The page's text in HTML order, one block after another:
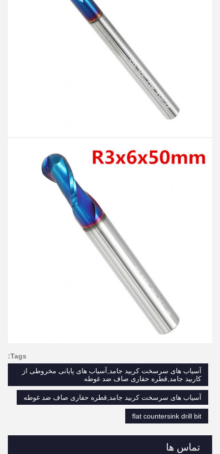
تماس ها
Tags:
آسیاب های سرسخت کربید جامد,آسیاب های پایانی مخروطی از
کاربید جامد,قطره حفاری صاف ضد غوطه
آسیاب های سرسخت کربید جامد,قطره حفاری صاف ضد غوطه
flat countersink drill bit